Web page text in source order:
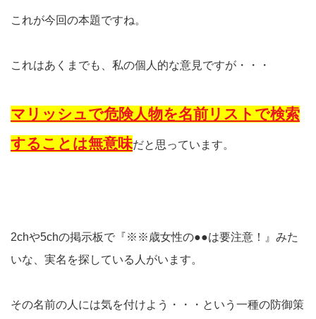
これが今回の本題ですね。
これはあくまでも、私の個人的な意見ですが・・・
マリッシュで危険人物を名前リストで検索
することは無意味だと思っています。
2chや5chの掲示板で『※※歳女性の●●は要注意！』みた
いな、実名を探している人がいます。
その名前の人には気を付けよう・・・という一種の防御策